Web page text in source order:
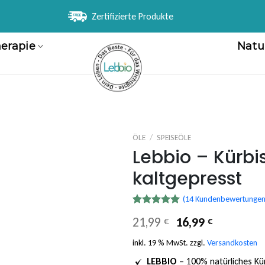
Zertifizierte Produkte
ÖLE / SPEISEÖLE
Lebbio –
kaltgepresst
mit5.00
basierend
Kundenbewertungen
(14
21,99 €
Ursprünglicher
war:
21,99 €
16,99 €Aktueller
ist:
16,99 €.
inkl. 19 % MwSt. zzgl. Versandkosten
LEBBIO – 100% natürliches